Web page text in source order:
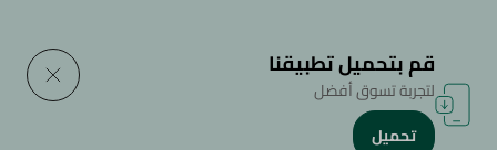
قم بتحميل تطبيقنا
لتجربة تسوق أفضل
تحميل